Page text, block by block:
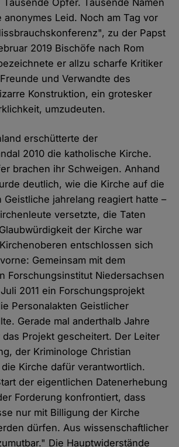
Tausende Opfer. Tausende Namen
anonymes Leid. Noch am Tag vor
zu der Papst
2019 Bischöfe nach Rom
er allzu scharfe Kritiker
und Verwandte des
Konstruktion, ein grotesker
umzudeuten.
erschütterte der
2010 die katholische Kirche.
brachen ihr Schweigen. Anhand
deutlich, wie die Kirche auf die
jahrelang reagiert hatte –
versetzte, die Taten
der Kirche war
entschlossen sich
Gemeinsam mit dem
Forschungsinstitut Niedersachsen
2011 ein Forschungsprojekt
Personalakten Geistlicher
Gerade mal anderthalb Jahre
das Projekt gescheitert. Der Leiter
der Kriminologe Christian
Kirche dafür verantwortlich.
der eigentlichen Datenerhebung
Forderung konfrontiert, dass
nur mit Billigung der Kirche
dürfen. Aus wissenschaftlicher
Die Hauptwiderstände